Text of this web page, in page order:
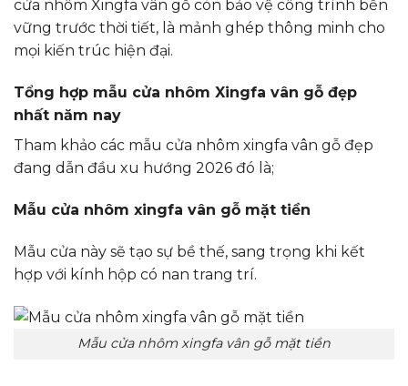
cửa nhôm Xingfa vân gỗ còn bảo vệ công trình bền
vững trước thời tiết, là mảnh ghép thông minh cho
mọi kiến trúc hiện đại.
Tổng hợp mẫu cửa nhôm Xingfa vân gỗ đẹp
nhất năm nay
Tham khảo các mẫu cửa nhôm xingfa vân gỗ đẹp
đang dẫn đầu xu hướng 2026 đó là;
Mẫu cửa nhôm xingfa vân gỗ mặt tiền
Mẫu cửa này sẽ tạo sự bề thế, sang trọng khi kết
hợp với kính hộp có nan trang trí.
Mẫu cửa nhôm xingfa vân gỗ mặt tiền